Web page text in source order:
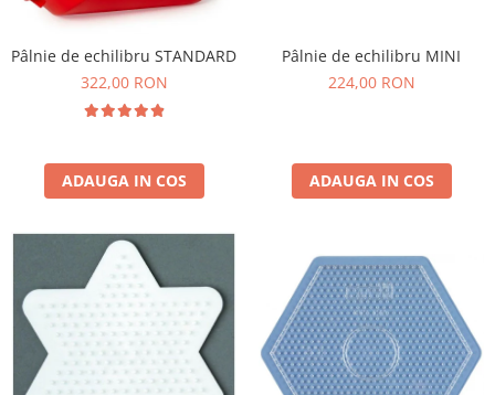
Pâlnie de echilibru STANDARD
322,00 RON
ADAUGA IN COS
Pâlnie de echilibru MINI
224,00 RON
ADAUGA IN COS